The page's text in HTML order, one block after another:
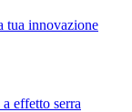
tua innovazione
effetto serra